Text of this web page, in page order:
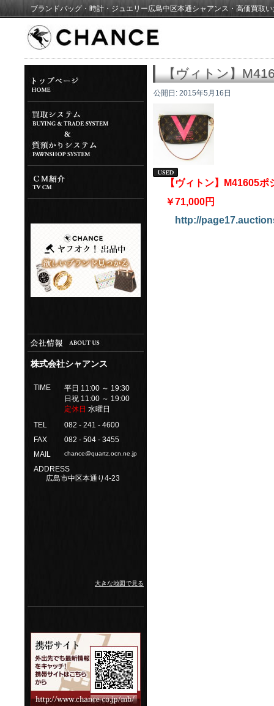
ブランドバッグ・時計・ジュエリー広島中区本通シャアンス・高価買取
株式会社シャアンス
TIME
平日 11:00 ～ 19:30
日祝 11:00 ～ 19:00
定休日 水曜日
TEL
082 - 241 - 4600
FAX
082 - 504 - 3455
MAIL
chance@quartz.ocn.ne.jp
ADDRESS
広島市中区本通り4-23
大きな地図で見る
【ヴィトン】
公開日: 2015年5月16日
【ヴィトン】M41605
￥71,000円
http://